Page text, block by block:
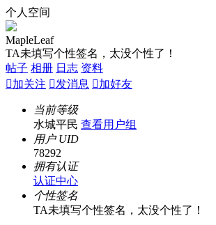
个人空间
MapleLeaf
TA未填写个性签名，太没个性了！
帖子 相册 日志 资料
加关注 发消息 加好友
当前等级
水城平民 查看用户组
用户 UID
78292
拥有认证
认证中心
个性签名
TA未填写个性签名，太没个性了！